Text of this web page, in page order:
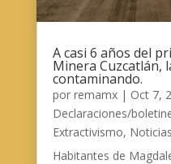
A casi 6 años del
Minera Cuzcatlán,
contaminando.
por remamx| Oct 7,
Declaraciones/
Extractivismo, Noticias
Habitantes de